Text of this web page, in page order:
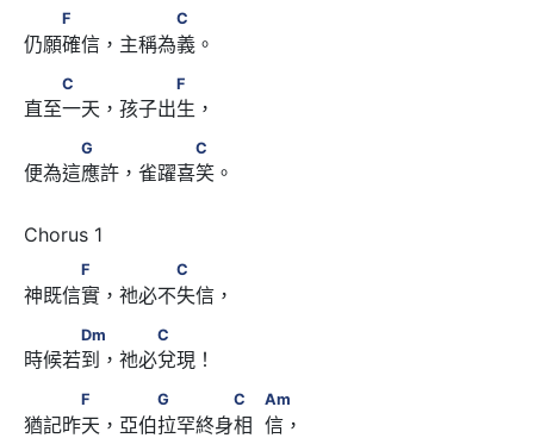
F　　 　　　C
F C
仍願確信，主稱為義。
C　　 　　　F
C F
直至一天，孩子出生，
G　　 　　　C
G C
便為這應許，雀躍喜笑。
F　 　　　C
F C
神既信實，祂必不失信，
Dm　 　　C
Dm C
時候若到，祂必兌現！
F　 　　G　　　　C　            Am
F G C Am
猶記昨天，亞伯拉罕終身相  信，